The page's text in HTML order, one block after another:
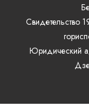
Свидетельство
Юридический